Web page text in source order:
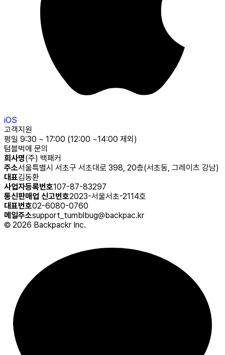
iOS
고객지원
평일 9:30 ~ 17:00 (12:00 ~14:00 제외)
텀블벅에 문의
회사명(주) 백패커
주소서울특별시 서초구 서초대로 398, 20층(서초동, 그레이츠 강남)
대표김동환
사업자등록번호107-87-83297
통신판매업 신고번호2023-서울서초-2114호
대표번호02-6080-0760
메일주소support_tumblbug@backpac.kr
© 2026 Backpackr Inc.